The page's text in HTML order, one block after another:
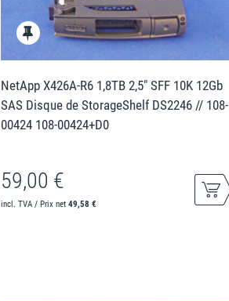
NetApp X426A-R6 1,8TB 2,5" SFF 10K 12Gb
SAS Disque de StorageShelf DS2246 // 108-
00424 108-00424+D0
59,00 €
incl. TVA / Prix net 49,58 €